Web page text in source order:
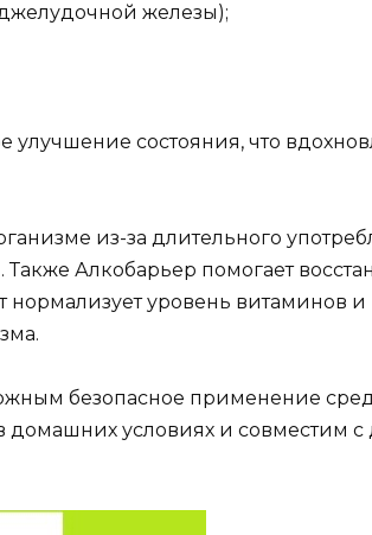
железы);
состояния, что
из-за длительного
Алкобарьер помогает
нормализует уровень витаминов и
безопасное применение
условиях и совместим с